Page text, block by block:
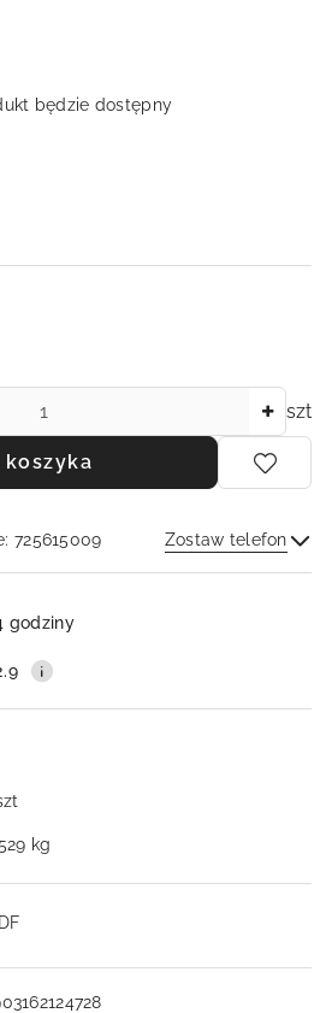
będzie dostępny
szt
koszyka
725615009 Zostaw telefon
godziny
kg